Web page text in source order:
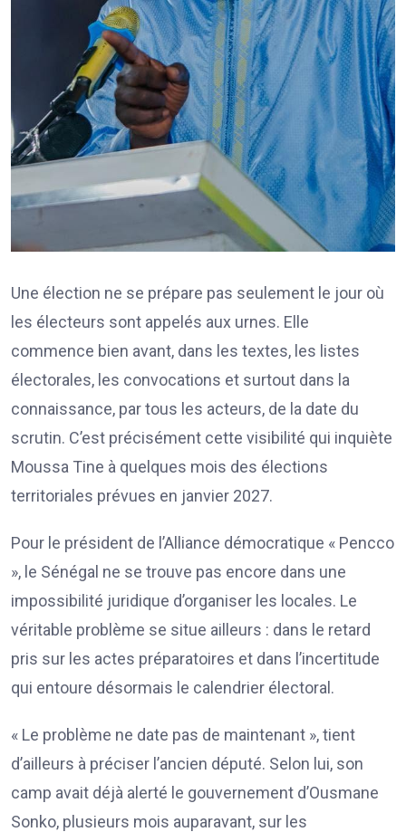
Une élection ne se prépare pas seulement le jour où
les électeurs sont appelés aux urnes. Elle
commence bien avant, dans les textes, les listes
électorales, les convocations et surtout dans la
connaissance, par tous les acteurs, de la date du
scrutin. C’est précisément cette visibilité qui inquiète
Moussa Tine à quelques mois des élections
territoriales prévues en janvier 2027.
Pour le président de l’Alliance démocratique « Pencco
», le Sénégal ne se trouve pas encore dans une
impossibilité juridique d’organiser les locales. Le
véritable problème se situe ailleurs : dans le retard
pris sur les actes préparatoires et dans l’incertitude
qui entoure désormais le calendrier électoral.
« Le problème ne date pas de maintenant », tient
d’ailleurs à préciser l’ancien député. Selon lui, son
camp avait déjà alerté le gouvernement d’Ousmane
Sonko, plusieurs mois auparavant, sur les